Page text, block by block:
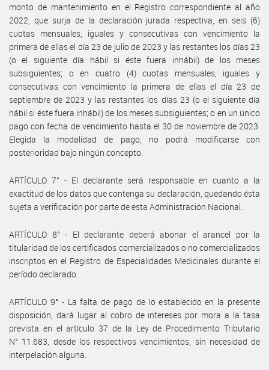
monto de mantenimiento en el Registro correspondiente al año
2022, que surja de la declaración jurada respectiva, en seis (6)
cuotas mensuales, iguales y consecutivas con vencimiento la
primera de ellas el día 23 de julio de 2023 y las restantes los días 23
(o el siguiente día hábil si éste fuera inhábil) de los meses
subsiguientes; o en cuatro (4) cuotas mensuales, iguales y
consecutivas con vencimiento la primera de ellas el día 23 de
septiembre de 2023 y las restantes los días 23 (o el siguiente día
hábil si éste fuera inhábil) de los meses subsiguientes; o en un único
pago con fecha de vencimiento hasta el 30 de noviembre de 2023.
Elegida la modalidad de pago, no podrá modificarse con
posterioridad bajo ningún concepto.
ARTÍCULO 7° - El declarante será responsable en cuanto a la
exactitud de los datos que contenga su declaración, quedando ésta
sujeta a verificación por parte de esta Administración Nacional.
ARTÍCULO 8° - El declarante deberá abonar el arancel por la
titularidad de los certificados comercializados o no comercializados
inscriptos en el Registro de Especialidades Medicinales durante el
período declarado.
ARTÍCULO 9° - La falta de pago de lo establecido en la presente
disposición, dará lugar al cobro de intereses por mora a la tasa
prevista en el artículo 37 de la Ley de Procedimiento Tributario
N° 11.683, desde los respectivos vencimientos, sin necesidad de
interpelación alguna.